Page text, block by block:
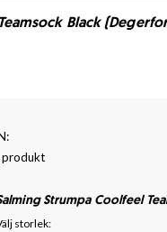
Black
produkt
Strumpa Coolfeel
storlek: